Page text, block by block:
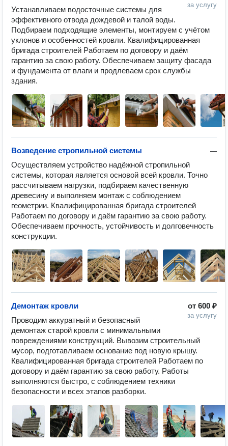
за услугу
Устанавливаем водосточные системы для
эффективного отвода дождевой и талой воды.
Подбираем подходящие элементы, монтируем с учётом
уклонов и особенностей кровли. Квалифицированная
бригада строителей Работаем по договору и даём
гарантию за свою работу. Обеспечиваем защиту фасада
и фундамента от влаги и продлеваем срок службы
здания.
—
Возведение стропильной системы
Осуществляем устройство надёжной стропильной
системы, которая является основой всей кровли. Точно
рассчитываем нагрузки, подбираем качественную
древесину и выполняем монтаж с соблюдением
геометрии. Квалифицированная бригада строителей
Работаем по договору и даём гарантию за свою работу.
Обеспечиваем прочность, устойчивость и долговечность
конструкции.
от 600 ₽
за услугу
Демонтаж кровли
Проводим аккуратный и безопасный
демонтаж старой кровли с минимальными
повреждениями конструкций. Вывозим строительный
мусор, подготавливаем основание под новую крышу.
Квалифицированная бригада строителей Работаем по
договору и даём гарантию за свою работу. Работы
выполняются быстро, с соблюдением техники
безопасности и всех этапов разборки.